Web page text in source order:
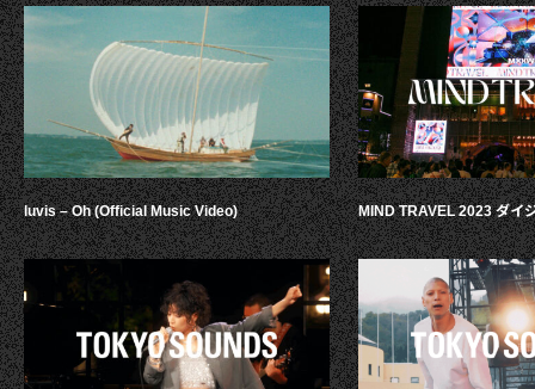
luvis – Oh (Official Music Video) MIND TRAVEL 2023 ダイ